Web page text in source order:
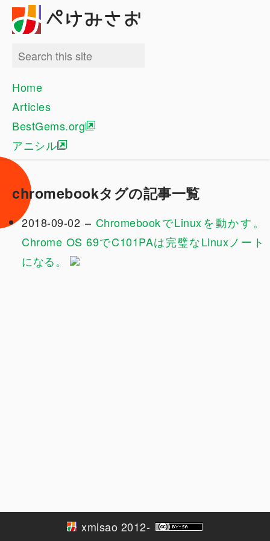
ぺけみさお
Home
Articles
BestGems.org
アニシル
chromebookタグの記事一覧
2018-09-02 – ChromebookでLinuxを動かす。
Chrome OS 69でC101PAは完璧なLinuxノート
になる。
xmisao 2012-